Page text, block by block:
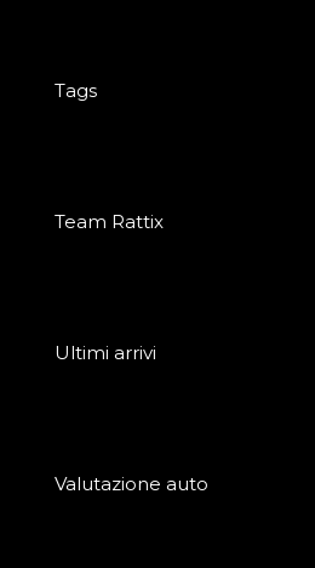
Tags
Team Rattix
Ultimi arrivi
Valutazione auto